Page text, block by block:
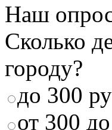
Наш
Сколько
городу?
до 300
от 300